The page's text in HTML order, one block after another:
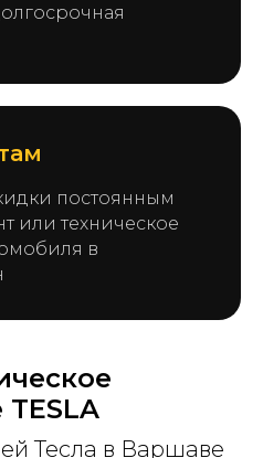
постоянным
или техническое
в
Тесла в Варшаве